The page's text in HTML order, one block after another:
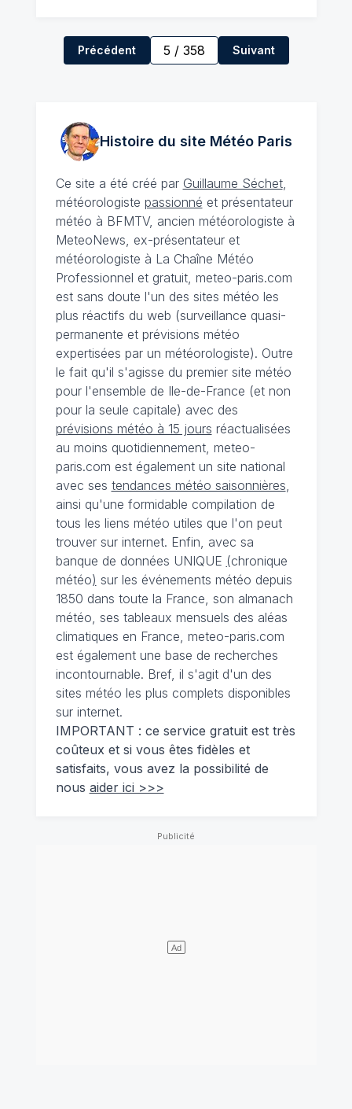
Précédent 5 / 358 Suivant
Histoire du site MétéoParis
Ce site a été créé par Guillaume Séchet,
météorologiste passionné et présentateur
météo à BFMTV, ancien météorologiste à
MeteoNews, ex-présentateur et
météorologiste à La Chaîne Météo
Professionnel et gratuit, meteo-paris.com
est sans doute l'un des sites météo les
plus réactifs du web (surveillance quasi-
permanente et prévisions météo
expertisées par un météorologiste). Outre
le fait qu'il s'agisse du premier site météo
pour l'ensemble de Ile-de-France (et non
pour la seule capitale) avec des
prévisions météo à 15 jours réactualisées
au moins quotidiennement, meteo-
paris.com est également un site national
avec ses tendances météo saisonnières,
ainsi qu'une formidable compilation de
tous les liens météo utiles que l'on peut
trouver sur internet. Enfin, avec sa
banque de données UNIQUE (chronique
météo) sur les événements météo depuis
1850 dans toute la France, son almanach
météo, ses tableaux mensuels des aléas
climatiques en France, meteo-paris.com
est également une base de recherches
incontournable. Bref, il s'agit d'un des
sites météo les plus complets disponibles
sur internet.
IMPORTANT : ce service gratuit est très
coûteux et si vous êtes fidèles et
satisfaits, vous avez la possibilité de
nous aider ici >>>